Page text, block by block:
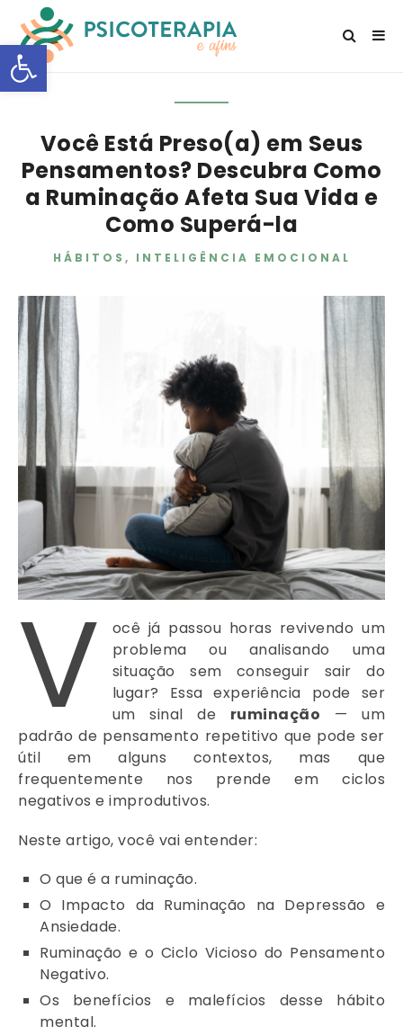
Open toolbar
Você Está Preso(a) em Seus
Pensamentos? Descubra Como
a Ruminação Afeta Sua Vida e
Como Superá-la
HÁBITOS , INTELIGÊNCIA EMOCIONAL
V
ocê já passou horas revivendo um
problema ou analisando uma
situação sem conseguir sair do
lugar? Essa experiência pode ser
um sinal de ruminação — um
padrão de pensamento repetitivo que pode ser
útil em alguns contextos, mas que
frequentemente nos prende em ciclos
negativos e improdutivos.
Neste artigo, você vai entender:
O que é a ruminação.
O Impacto da Ruminação na Depressão e
Ansiedade.
Ruminação e o Ciclo Vicioso do Pensamento
Negativo.
Os benefícios e malefícios desse hábito
mental.